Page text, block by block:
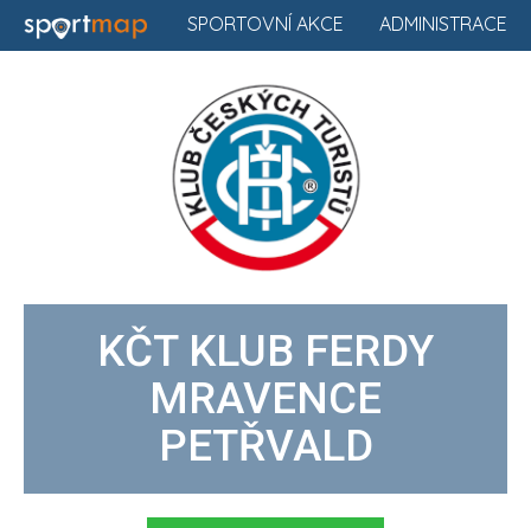
ADMINISTRACE
SPORTOVNÍ AKCE
KČT KLUB FERDY
MRAVENCE
PETŘVALD